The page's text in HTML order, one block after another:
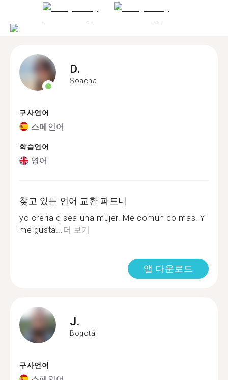
D.
Soacha
구사언어
스페인어
학습언어
영어
찾고 있는 언어 교환 파트너
yo creria q sea una mujer. Me comunico mas. Y
me gusta...더 보기
앱 다운로드
J.
Bogotá
구사언어